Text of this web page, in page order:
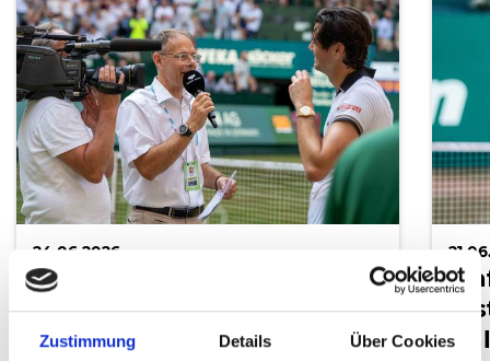
Zustimmung Details Über Cookies
24.06.2026
Björn Sassenroth – die
Stimme, die Menschen
verbindet